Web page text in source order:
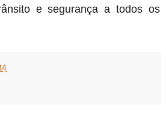
e segurança a todos os